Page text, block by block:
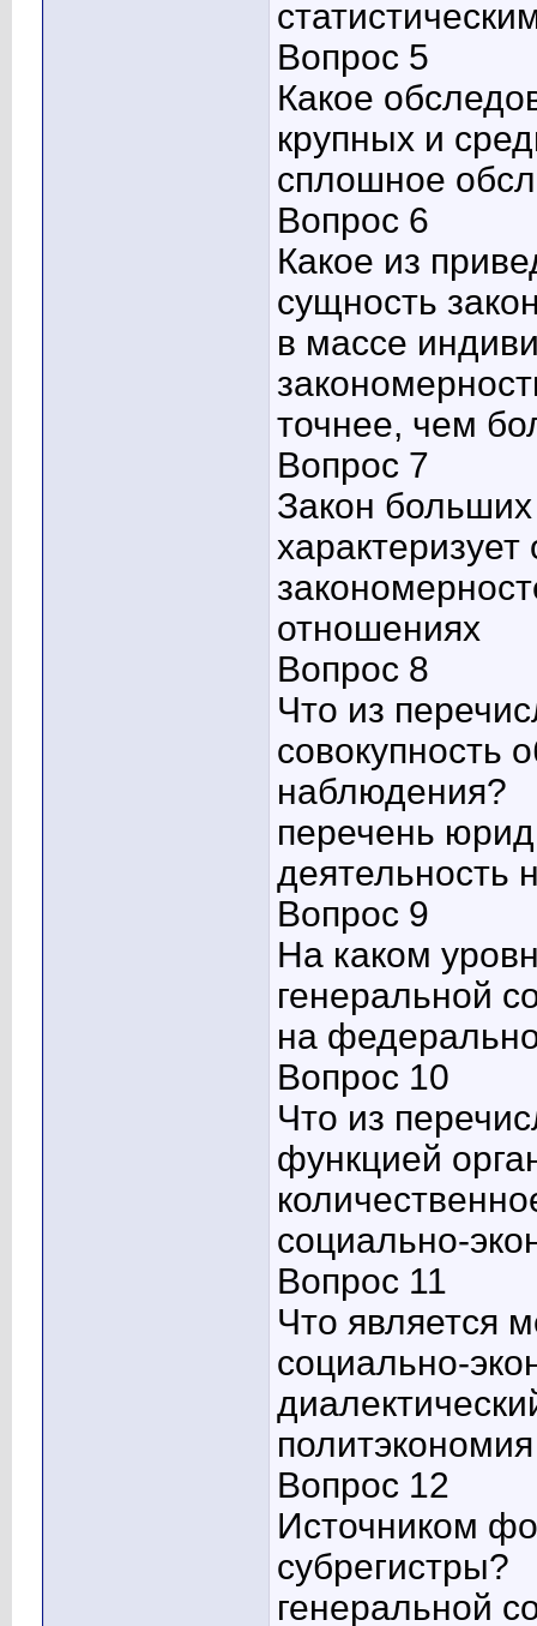
Вопрос 5
Какое
крупных и
сплошное
Вопрос 6
Какое из
сущность
в массе
точнее, чем
Вопрос 7
Закон
отношениях
Вопрос 8
Что из
совокупность
наблюдения?
перечень
деятельность
Вопрос 9
На каком
генеральной
на
Вопрос 10
Что из
функцией
социально-
Вопрос 11
Что является
социально-
политэкономия
Вопрос 12
Источником
субрегистры?
генеральной